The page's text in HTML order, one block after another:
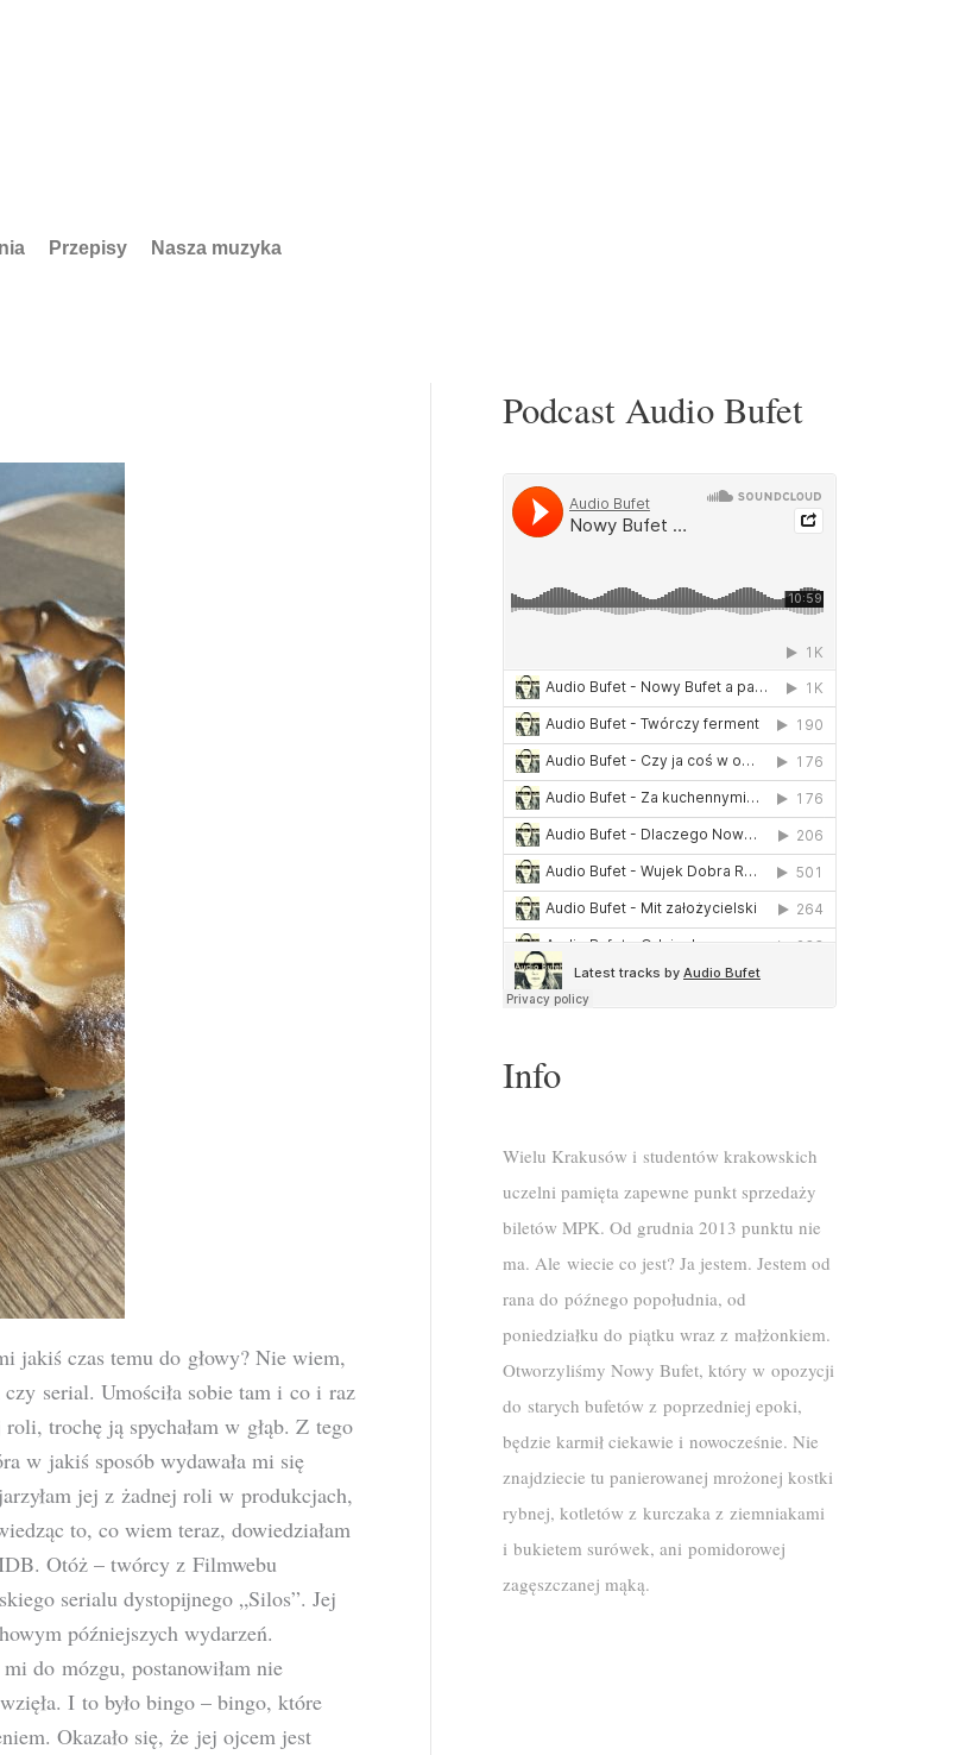
Przepisy Nasza muzyka
jakiś czas temu do głowy? Nie wiem,
serial. Umościła sobie tam i co i raz
trochę ją spychałam w głąb. Z tego
w jakiś sposób wydawała mi się
jej z żadnej roli w produkcjach,
to, co wiem teraz, dowiedziałam
Otóż – twórcy z Filmwebu
serialu dystopijnego „Silos”. Jej
późniejszych wydarzeń.
do mózgu, postanowiłam nie
I to było bingo – bingo, które
Okazało się, że jej ojcem jest
Podcast Audio Bufet
Info
Wielu Krakusów i studentów krakowskich
uczelni pamięta zapewne punkt sprzedaży
biletów MPK. Od grudnia 2013 punktu nie
ma. Ale wiecie co jest? Ja jestem. Jestem od
rana do późnego popołudnia, od
poniedziałku do piątku wraz z małżonkiem.
Otworzyliśmy Nowy Bufet, który w opozycji
do starych bufetów z poprzedniej epoki,
będzie karmił ciekawie i nowocześnie. Nie
znajdziecie tu panierowanej mrożonej kostki
rybnej, kotletów z kurczaka z ziemniakami
i bukietem surówek, ani pomidorowej
zagęszczanej mąką.